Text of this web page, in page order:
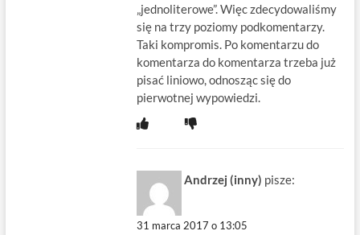
„jednoliterowe”. Więc zdecydowaliśmy
się na trzy poziomy podkomentarzy.
Taki kompromis. Po komentarzu do
komentarza do komentarza trzeba już
pisać liniowo, odnosząc się do
pierwotnej wypowiedzi.
Andrzej (inny) pisze:
31 marca 2017 o 13:05